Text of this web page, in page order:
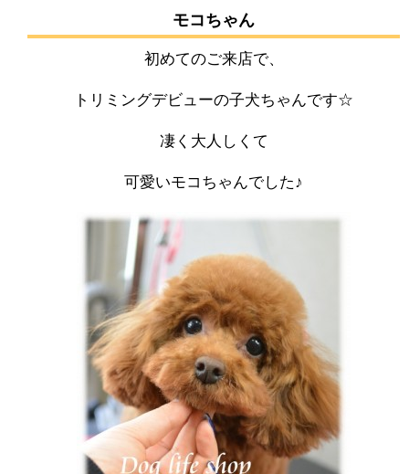
モコちゃん
初めてのご来店で、
トリミングデビューの子犬ちゃんです☆
凄く大人しくて
可愛いモコちゃんでした♪